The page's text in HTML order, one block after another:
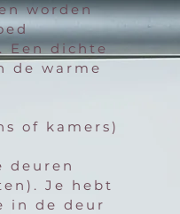
worden
Een dichte
de warme
of kamers)
deuren
Je hebt
in de deur